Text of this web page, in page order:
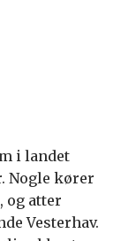
i landet
Nogle kører
og atter
Vesterhav.